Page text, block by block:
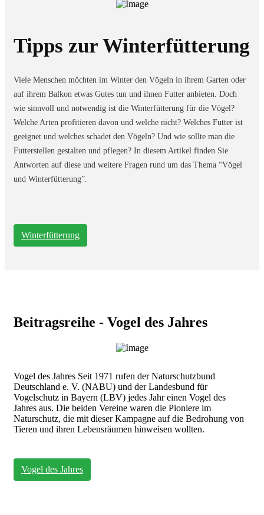
Tipps zur Winterfütterung
Viele Menschen möchten im Winter den Vögeln in ihrem Garten oder
auf ihrem Balkon etwas Gutes tun und ihnen Futter anbieten. Doch
wie sinnvoll und notwendig ist die Winterfütterung für die Vögel?
Welche Arten profitieren davon und welche nicht? Welches Futter ist
geeignet und welches schadet den Vögeln? Und wie sollte man die
Futterstellen gestalten und pflegen? In diesem Artikel finden Sie
Antworten auf diese und weitere Fragen rund um das Thema “Vögel
und Winterfütterung”.
Winterfütterung
Beitragsreihe - Vogel des Jahres
Vogel des Jahres Seit 1971 rufen der Naturschutzbund
Deutschland e. V. (NABU) und der Landesbund für
Vogelschutz in Bayern (LBV) jedes Jahr einen Vogel des
Jahres aus. Die beiden Vereine waren die Pioniere im
Naturschutz, die mit dieser Kampagne auf die Bedrohung von
Tieren und ihren Lebensräumen hinweisen wollten.
Vogel des Jahres